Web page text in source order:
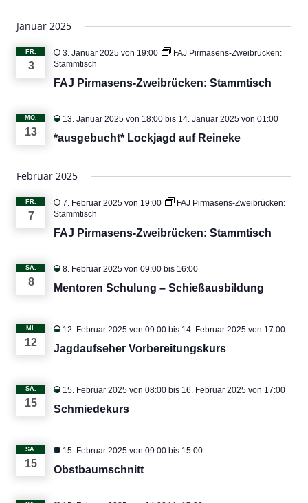
Januar 2025
FR.
3
3. Januar 2025 von 19:00
FAJ Pirmasens-Zweibrücken:
Stammtisch
FAJ Pirmasens-Zweibrücken: Stammtisch
MO.
13
13. Januar 2025 von 18:00 bis 14. Januar 2025 von 01:00
*ausgebucht* Lockjagd auf Reineke
Februar 2025
FR.
7
7. Februar 2025 von 19:00
FAJ Pirmasens-Zweibrücken:
Stammtisch
FAJ Pirmasens-Zweibrücken: Stammtisch
SA.
8
8. Februar 2025 von 09:00 bis 16:00
Mentoren Schulung – Schießausbildung
MI.
12
12. Februar 2025 von 09:00 bis 14. Februar 2025 von 17:00
Jagdaufseher Vorbereitungskurs
SA.
15
15. Februar 2025 von 08:00 bis 16. Februar 2025 von 17:00
Schmiedekurs
SA.
15
15. Februar 2025 von 09:00 bis 15:00
Obstbaumschnitt